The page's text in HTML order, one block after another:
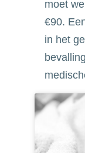
moet
€90.
in het